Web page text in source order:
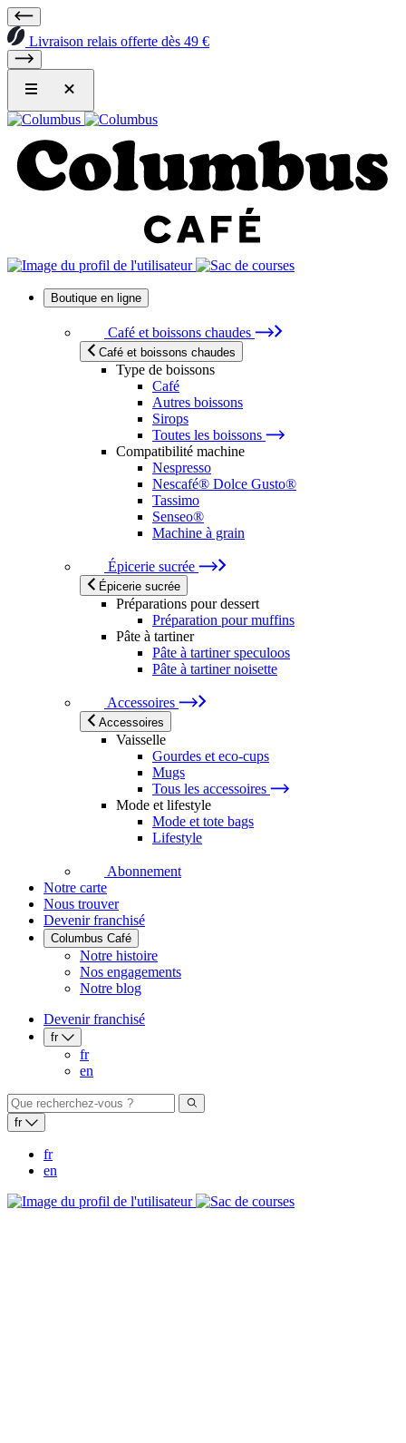
Livraison relais offerte dès 49 €
Boutique en ligne
Café et boissons chaudes
Café et boissons chaudes
Type de boissons
Café
Autres boissons
Sirops
Toutes les boissons
Compatibilité machine
Nespresso
Nescafé® Dolce Gusto®
Tassimo
Senseo®
Machine à grain
Épicerie sucrée
Épicerie sucrée
Préparations pour dessert
Préparation pour muffins
Pâte à tartiner
Pâte à tartiner speculoos
Pâte à tartiner noisette
Accessoires
Accessoires
Vaisselle
Gourdes et eco-cups
Mugs
Tous les accessoires
Mode et lifestyle
Mode et tote bags
Lifestyle
Abonnement
Notre carte
Nous trouver
Devenir franchisé
Columbus Café
Notre histoire
Nos engagements
Notre blog
Devenir franchisé
fr
fr
en
fr
fr
en